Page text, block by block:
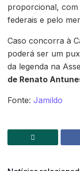
proporcional, com
federais e pelo
Caso concorra à
poderá ser um
da legenda na
de Renato
Fonte: Jamildo